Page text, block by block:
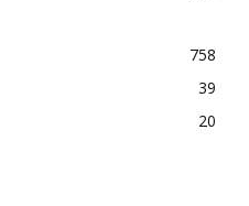
758
39
20